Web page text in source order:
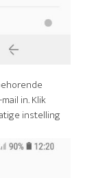
in. Klik
instelling